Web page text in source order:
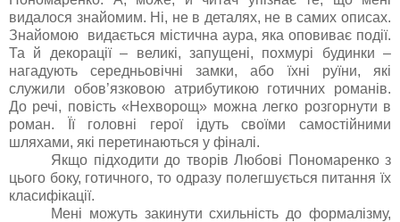
видалося знайомим. Ні, не в деталях, не в самих описах.
Знайомою видається містична аура, яка оповиває події.
Та й декорації – великі, запущені, похмурі будинки –
нагадують середньовічні замки, або їхні руїни, які
служили обов’язковою атрибутикою готичних романів.
До речі, повість «Нехворощ» можна легко розгорнути в
роман. Її головні герої ідуть своїми самостійними
шляхами, які перетинаються у фіналі.
Якщо підходити до творів Любові Пономаренко з
цього боку, готичного, то одразу полегшується питання їх
класифікації.
Мені можуть закинути схильність до формалізму,